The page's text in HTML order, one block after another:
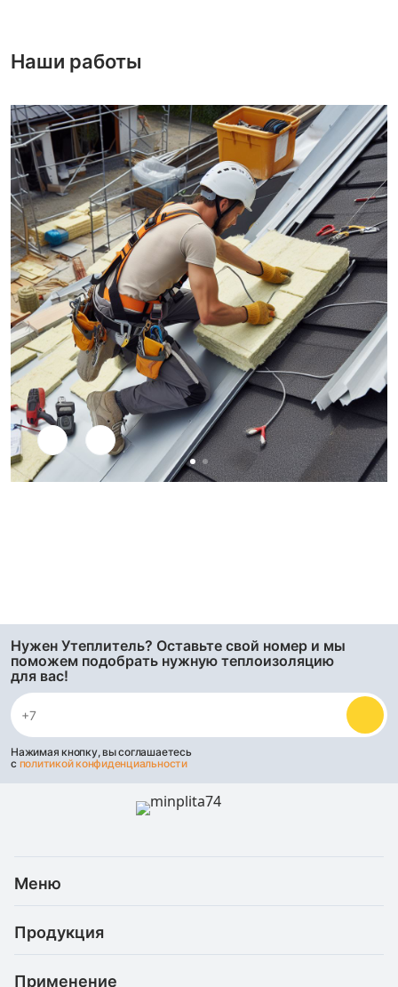
Наши работы
Нужен Утеплитель? Оставьте свой номер и мы
поможем подобрать нужную теплоизоляцию
для вас!
Нажимая кнопку, вы соглашаетесь
с политикой конфиденциальности
Меню
Услуги
Доставка и оплата
Продукция
Базальтовая теплоизоляция
Применение